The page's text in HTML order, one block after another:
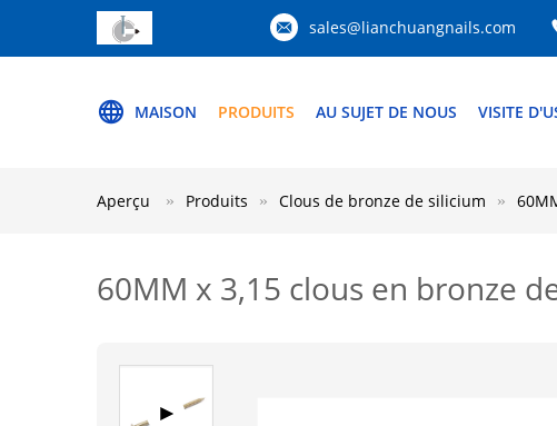
sales@lianchuangnails.com
MAISON PRODUITS AU SUJET DE NOUS VISITE
Aperçu Produits Clous de bronze de silicium
60MM x 3,15 clous en bronze